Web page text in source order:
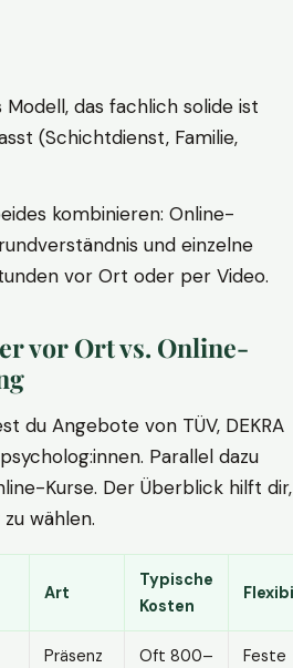
das fachlich solide ist
(Schichtdienst, Familie,
kombinieren: Online-
und einzelne
vor Ort oder per Video.
vor Ort vs. Online-
du Angebote von TÜV, DEKRA
Parallel dazu
Kurse. Der Überblick hilft dir,
wählen.
Art
Typische
Kosten
Präsenz
Oft 800–
Feste